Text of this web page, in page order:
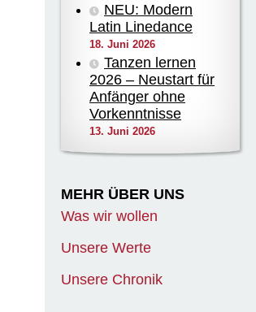
NEU: Modern
Latin Linedance
18. Juni 2026
Tanzen lernen
2026 – Neustart für
Anfänger ohne
Vorkenntnisse
13. Juni 2026
MEHR ÜBER UNS
Was wir wollen
Unsere Werte
Unsere Chronik